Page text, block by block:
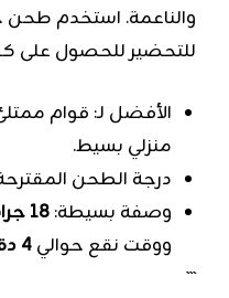
والناعمة. استخدم طحن
للتحضير للحصول على كوب
الأفضل لـ: قوام
منزلي بسيط.
درجة الطحن
وصفة بسيطة:18 جرام
ووقت نقع حوالي4 دقائق